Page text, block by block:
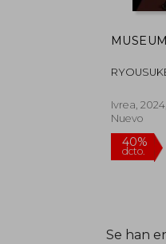
Ivrea,
Nuevo
Se han